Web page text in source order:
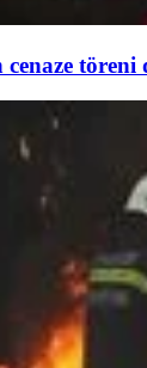
töreni